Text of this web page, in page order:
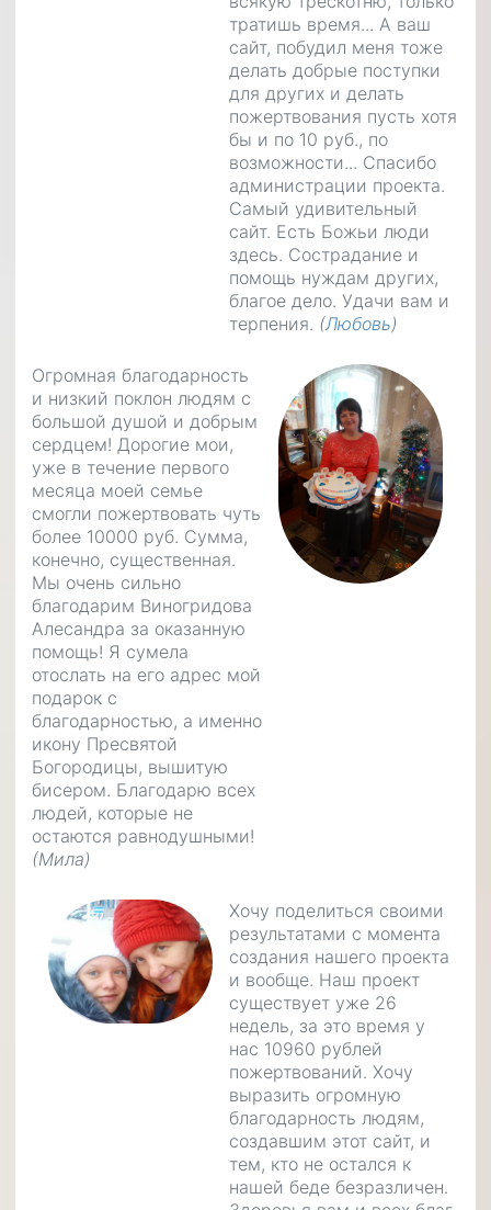
тратишь время... А ваш
сайт, побудил меня тоже
делать добрые поступки
для других и делать
пожертвования пусть хотя
бы и по 10 руб., по
возможности... Спасибо
администрации проекта.
Самый удивительный
сайт. Есть Божьи люди
здесь. Сострадание и
помощь нуждам других,
благое дело. Удачи вам и
терпения. (Любовь)
Огромная благодарность
и низкий поклон людям с
большой душой и добрым
сердцем! Дорогие мои,
уже в течение первого
месяца моей семье
смогли пожертвовать чуть
более 10000 руб. Сумма,
конечно, существенная.
Мы очень сильно
благодарим Виногридова
Алесандра за оказанную
помощь! Я сумела
отослать на его адрес мой
подарок с
благодарностью, а именно
икону Пресвятой
Богородицы, вышитую
бисером. Благодарю всех
людей, которые не
остаются равнодушными!
(Мила)
Хочу поделиться своими
результатами с момента
создания нашего проекта
и вообще. Наш проект
существует уже 26
недель, за это время у
нас 10960 рублей
пожертвований. Хочу
выразить огромную
благодарность людям,
создавшим этот сайт, и
тем, кто не остался к
нашей беде безразличен.